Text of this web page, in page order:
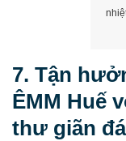
7. Tận
ÊMM Huế
thư giãn